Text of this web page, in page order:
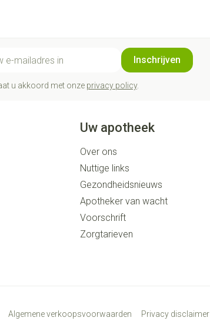
Inschrijven
u akkoord met onze privacy policy.
Uw apotheek
Over ons
Nuttige links
Gezondheidsnieuws
Apotheker van wacht
Voorschrift
Zorgtarieven
Algemene verkoopsvoorwaarden Privacy disclaimer